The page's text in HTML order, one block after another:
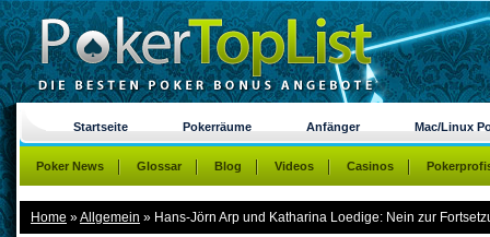
Home »Allgemein » Hans-Jörn Arp und Katharina Loedige: Nein zur
Startseite Pokerräume Anfänger Mac/Linux
Poker News Glossar Blog Videos Casinos